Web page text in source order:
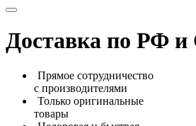
Доставка по РФ
Прямое сотрудничество
с производителями
Только оригинальные
товары